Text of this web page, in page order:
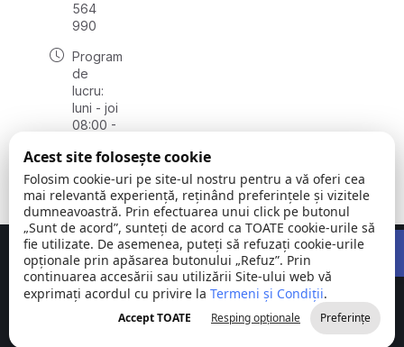
564
990
Program
de
lucru:
luni - joi
08:00 -
vineri
08:00 -
14:00
Comuna
Stejaru |
județul Tulcea
©
2026
Toate
drepturile
rezervate
Concept realizat deBig Media Relații Publice SRL
Acest site folosește cookie
Folosim cookie-uri pe site-ul nostru pentru a vă oferi cea
mai relevantă experiență, reținând preferințele și vizitele
dumneavoastră. Prin efectuarea unui click pe butonul
„Sunt de acord”, sunteți de acord ca TOATE cookie-urile să
fie utilizate. De asemenea, puteți să refuzați cookie-urile
opționale prin apăsarea butonului „Refuz”. Prin
continuarea accesării sau utilizării Site-ului web vă
exprimați acordul cu privire la Termeni și Condiții.
Accept TOATE Resping opționale Preferințe